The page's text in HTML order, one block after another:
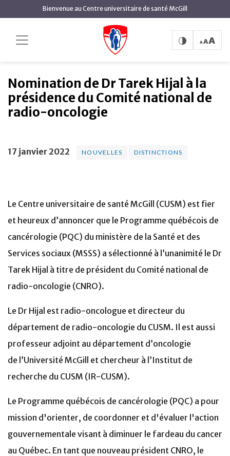
principal
Bienvenue au Centre universitaire de santé McGill
Nouvelles
Hijal à la présidence du Comité national de radio-
oncologie
Nomination de Dr Tarek Hijal à la
présidence du Comité national de
radio-oncologie
17 janvier 2022 NOUVELLES DISTINCTIONS
Le Centre universitaire de santé McGill (CUSM) est fier
et heureux d’annoncer que le Programme québécois de
cancérologie (PQC) du ministère de la Santé et des
Services sociaux (MSSS) a sélectionné à l’unanimité le Dr
Tarek Hijal à titre de président du Comité national de
radio-oncologie (CNRO).
Le Dr Hijal est radio-oncologue et directeur du
département de radio-oncologie du CUSM. Il est aussi
professeur adjoint au département d’oncologie
de l’Université McGill et chercheur à l’Institut de
recherche du CUSM (IR-CUSM).
Le Programme québécois de cancérologie (PQC) a pour
mission d'orienter, de coordonner et d'évaluer l'action
gouvernementale visant à diminuer le fardeau du cancer
au Québec. En tant que nouveau président CNRO, le